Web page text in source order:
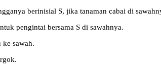
berinisial S, jika tanaman cabai di
pengintai bersama S di sawahnya.
sawah.